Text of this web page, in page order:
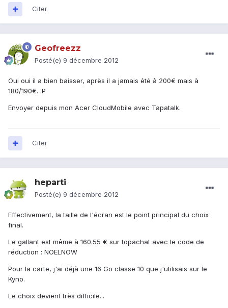
Citer
Geofreezz
Posté(e) 9 décembre 2012
Oui oui il a bien baisser, après il a jamais été à 200€ mais à
180/190€. :P
Envoyer depuis mon Acer CloudMobile avec Tapatalk.
Citer
heparti
Posté(e) 9 décembre 2012
Effectivement, la taille de l'écran est le point principal du choix
final.
Le gallant est même à 160.55 € sur topachat avec le code de
réduction : NOELNOW
Pour la carte, j'ai déjà une 16 Go classe 10 que j'utilisais sur le
Kyno.
Le choix devient très difficile...